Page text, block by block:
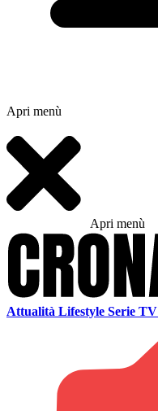
Apri menù
Apri menù
Attualità Lifestyle Serie TV